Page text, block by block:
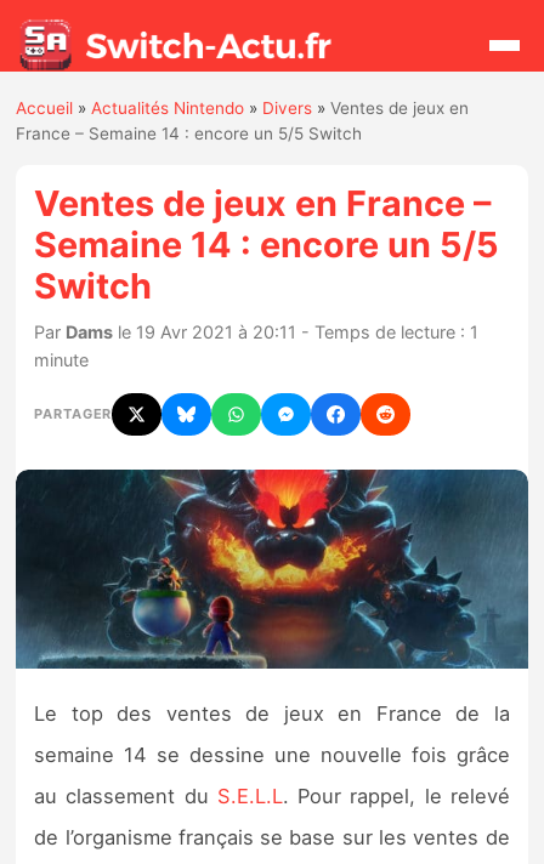
Actualités
Jeux
Hardware
Mises à jour
Chiffres de ventes
Rumeurs
Nintendo Direct
Tests et previews
Tests de jeux
Tests d’accessoires
Autres tests
Accueil »Actualités Nintendo » Divers »Ventes de jeux en
France – Semaine 14 : encore un 5/5 Switch
Ventes de jeux en France –
Semaine 14 : encore un 5/5
Switch
Par Dams le 19 Avr 2021 à 20:11 - Temps de lecture : 1
minute
PARTAGER
Le top des ventes de jeux en France de la
semaine 14 se dessine une nouvelle fois grâce
au classement du S.E.L.L. Pour rappel, le relevé
de l’organisme français se base sur les ventes de